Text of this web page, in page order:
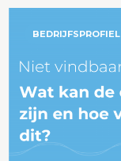
BEDRIJFSPROFIEL